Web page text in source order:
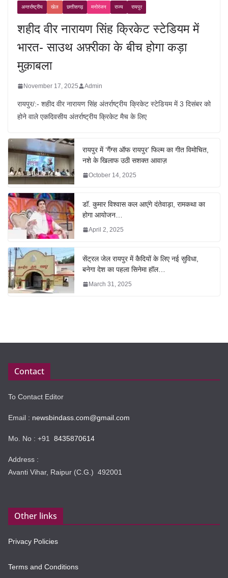
अन्तर्राष्ट्रीय खेल छत्तीसगढ़ मनोरंजन राज्य रायपुर
शहीद वीर नारायण सिंह क्रिकेट स्टेडियम में
भारत- साउथ अफ़्रीका के बीच होगा कड़ा
मुक़ाबला
November 17, 2025 Admin
रायपुर/:- शहीद वीर नारायण सिंह अंतर्राष्ट्रीय क्रिकेट स्टेडियम में 3 दिसंबर को
होने वाले एकदिवसीय अंतर्राष्ट्रीय क्रिकेट मैच के लिए
रायपुर में ‘गैंग्स ऑफ रायपुर’ फिल्म का गीत विमोचित,
नशे के खिलाफ उठी सशक्त आवाज़
October 14, 2025
डॉ. कुमार विश्वास कल आएंगे दंतेवाड़ा, रामकथा का
होगा आयोजन…
April 2, 2025
सेंट्रल जेल रायपुर में कैदियों के लिए नई सुविधा,
बनेगा देश का पहला सिनेमा हॉल…
March 31, 2025
Contact
To Contact Editor
Email : newsbindass.com@gmail.com
Mo. No : +91 8435870614
Address :
Avanti Vihar, Raipur (C.G.) 492001
Other links
Privacy Policies
Terms and Conditions